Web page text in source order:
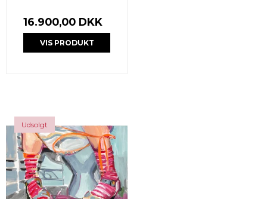
16.900,00 DKK
VIS PRODUKT
Udsolgt